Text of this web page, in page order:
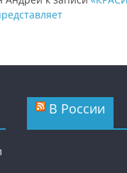
В России